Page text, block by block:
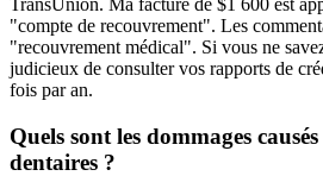
TransUnion. Ma facture de $1 600 est
"compte de recouvrement". Les
"recouvrement médical". Si vous ne
judicieux de consulter vos rapports de
fois par an.
Quels sont les dommages
dentaires ?